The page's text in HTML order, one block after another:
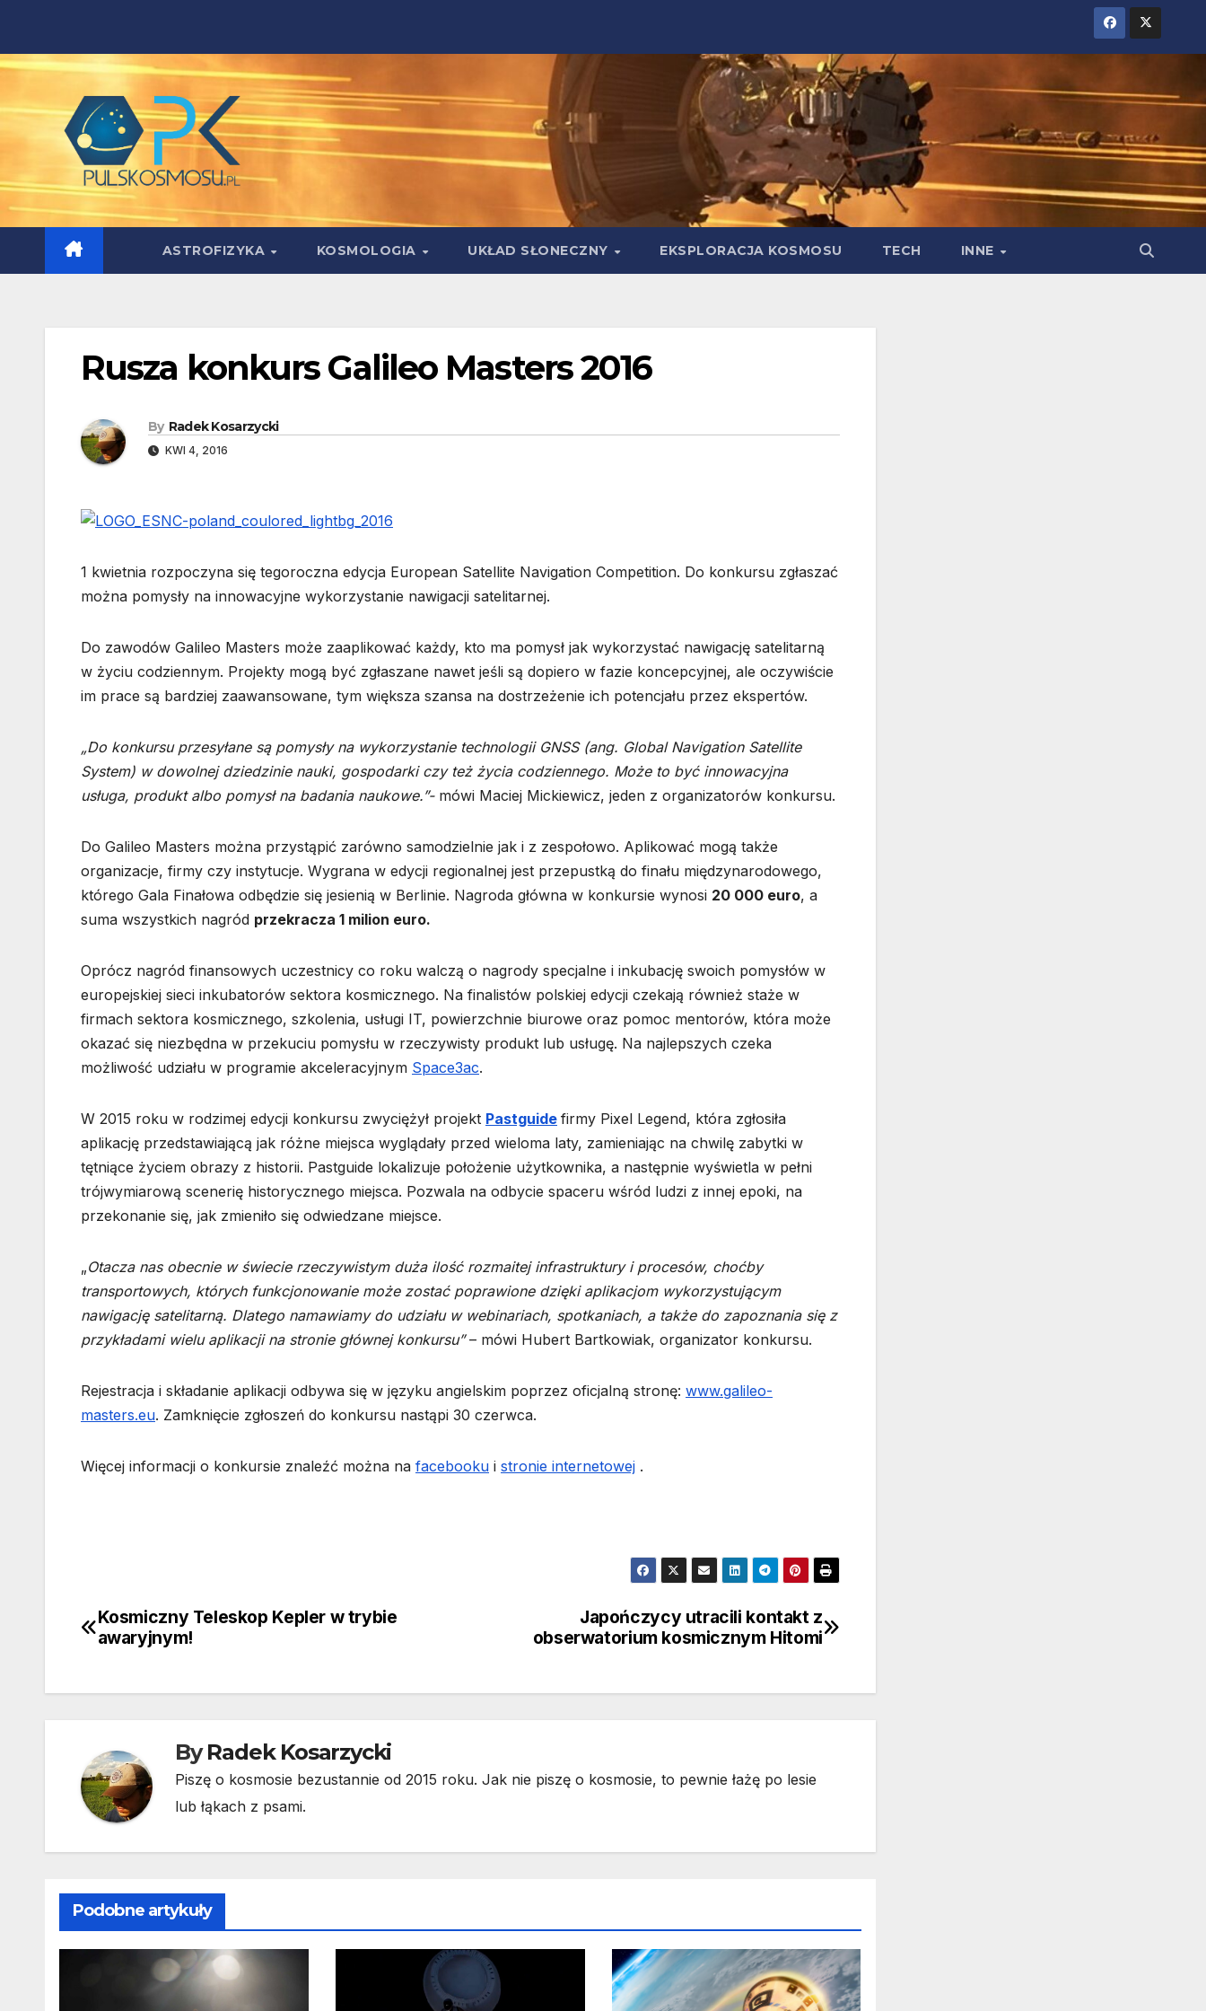
content
ASTROFIZYKA KOSMOLOGIA UKŁAD SŁONECZNY EKSPLORACJA KOSMOSU TECH INNE
Rusza konkurs Galileo Masters 2016
By Radek Kosarzycki
KWI 4, 2016
1 kwietnia rozpoczyna się tegoroczna edycja European Satellite Navigation Competition. Do konkursu zgłaszać
można pomysły na innowacyjne wykorzystanie nawigacji satelitarnej.
Do zawodów Galileo Masters może zaaplikować każdy, kto ma pomysł jak wykorzystać nawigację satelitarną
w życiu codziennym. Projekty mogą być zgłaszane nawet jeśli są dopiero w fazie koncepcyjnej, ale oczywiście
im prace są bardziej zaawansowane, tym większa szansa na dostrzeżenie ich potencjału przez ekspertów.
„Do konkursu przesyłane są pomysły na wykorzystanie technologii GNSS (ang. Global Navigation Satellite
System) w dowolnej dziedzinie nauki, gospodarki czy też życia codziennego. Może to być innowacyjna
usługa, produkt albo pomysł na badania naukowe.”- mówi Maciej Mickiewicz, jeden z organizatorów konkursu.
Do Galileo Masters można przystąpić zarówno samodzielnie jak i z zespołowo. Aplikować mogą także
organizacje, firmy czy instytucje. Wygrana w edycji regionalnej jest przepustką do finału międzynarodowego,
którego Gala Finałowa odbędzie się jesienią w Berlinie. Nagroda główna w konkursie wynosi 20 000 euro, a
suma wszystkich nagród przekracza 1 milion euro.
Oprócz nagród finansowych uczestnicy co roku walczą o nagrody specjalne i inkubację swoich pomysłów w
europejskiej sieci inkubatorów sektora kosmicznego. Na finalistów polskiej edycji czekają również staże w
firmach sektora kosmicznego, szkolenia, usługi IT, powierzchnie biurowe oraz pomoc mentorów, która może
okazać się niezbędna w przekuciu pomysłu w rzeczywisty produkt lub usługę. Na najlepszych czeka
możliwość udziału w programie akceleracyjnym Space3ac.
W 2015 roku w rodzimej edycji konkursu zwyciężył projekt Pastguide firmy Pixel Legend, która zgłosiła
aplikację przedstawiającą jak różne miejsca wyglądały przed wieloma laty, zamieniając na chwilę zabytki w
tętniące życiem obrazy z historii. Pastguide lokalizuje położenie użytkownika, a następnie wyświetla w pełni
trójwymiarową scenerię historycznego miejsca. Pozwala na odbycie spaceru wśród ludzi z innej epoki, na
przekonanie się, jak zmieniło się odwiedzane miejsce.
„Otacza nas obecnie w świecie rzeczywistym duża ilość rozmaitej infrastruktury i procesów, choćby
transportowych, których funkcjonowanie może zostać poprawione dzięki aplikacjom wykorzystującym
nawigację satelitarną. Dlatego namawiamy do udziału w webinariach, spotkaniach, a także do zapoznania się z
przykładami wielu aplikacji na stronie głównej konkursu”– mówi Hubert Bartkowiak, organizator konkursu.
Rejestracja i składanie aplikacji odbywa się w języku angielskim poprzez oficjalną stronę: www.galileo-
masters.eu. Zamknięcie zgłoszeń do konkursu nastąpi 30 czerwca.
Więcej informacji o konkursie znaleźć można na facebooku i stronie internetowej .
Nawigacja
Japończycy utracili kontakt z
obserwatorium kosmicznym Hitomi
Kosmiczny Teleskop Kepler w trybie
awaryjnym!
ByRadek Kosarzycki
Piszę o kosmosie bezustannie od 2015 roku. Jak nie piszę o kosmosie, to pewnie łażę po lesie
lub łąkach z psami.
Podobne artykuły